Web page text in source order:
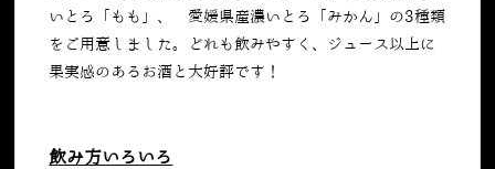
いとろ「もも」、 愛媛県産濃いとろ「みかん」の3種類
をご用意しました。どれも飲みやすく、ジュース以上に
果実感のあるお酒と大好評です！
飲み方いろいろ